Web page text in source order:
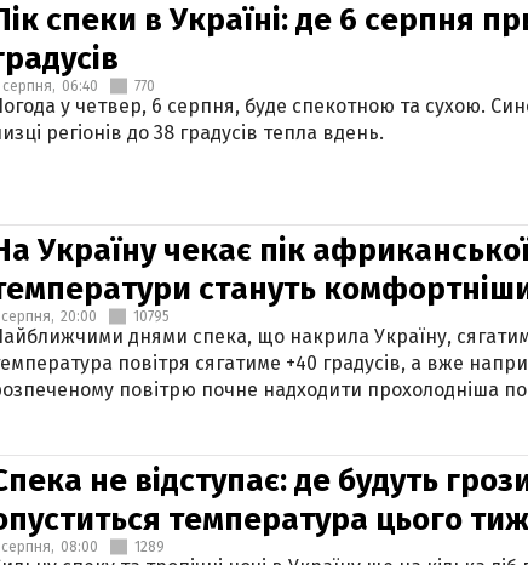
спеки в Україні: де 6 серпня
серпня, 06:40 770
у четвер, 6 серпня, буде спекотною та сухою.
регіонів до 38 градусів тепла вдень.
Україну чекає пік
стануть
20:00 10795
днями спека, що накрила Україну,
повітря сягатиме +40 градусів, а вже
повітрю почне надходити прохолодніша
не відступає: де будуть
температура цього
08:00 1289